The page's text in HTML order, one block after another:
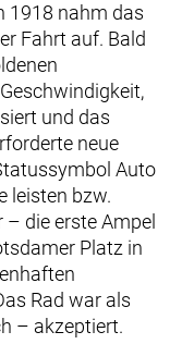
1918 nahm das
Fahrt auf. Bald
und das
neue
Auto
leisten bzw.
die erste Ampel
Platz in
Rad war als
– akzeptiert.